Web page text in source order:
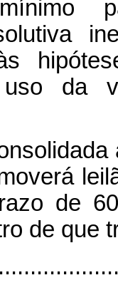
da
de
de que